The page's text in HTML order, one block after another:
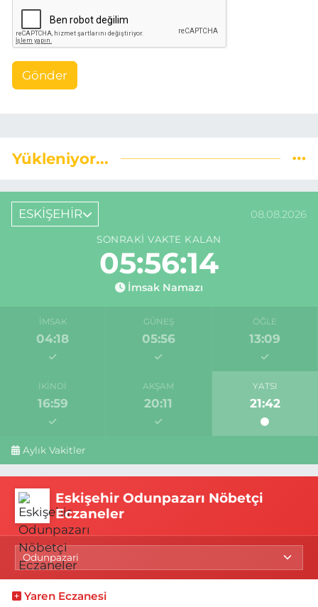
Gönder
Yükleniyor...
ESKİŞEHİR 08.08.2026
SONRAKI VAKTE KALAN
05:56:13
İmsak Namazı
İMSAK
04:18
GÜNEŞ
05:56
ÖĞLE
13:09
İKINDI
16:59
AKŞAM
20:11
YATSI
21:42
Aylık Vakitler
Eskişehir Odunpazarı Nöbetçi
Eczaneler
Yaren Eczanesi